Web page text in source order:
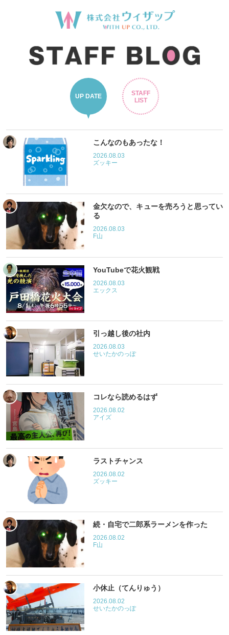
UP DATE
STAFF
LIST
こんなのもあったな！
2026.08.03
ズッキー
金欠なので、キューを売ろうと思ってい
る
2026.08.03
F山
YouTubeで花火観戦
2026.08.03
エックス
引っ越し後の社内
2026.08.03
せいたかのっぽ
コレなら読めるはず
2026.08.02
アイズ
ラストチャンス
2026.08.02
ズッキー
続・自宅で二郎系ラーメンを作った
2026.08.02
F山
小休止（てんりゅう）
2026.08.02
せいたかのっぽ